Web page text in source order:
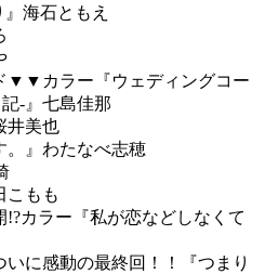
』海石ともえ
▼▼カラー『ウェディングコー
記-』七島佳那
井美也
。』わたなべ志穂
こもも
カラー『私が恋などしなくて
に感動の最終回！！『つまり